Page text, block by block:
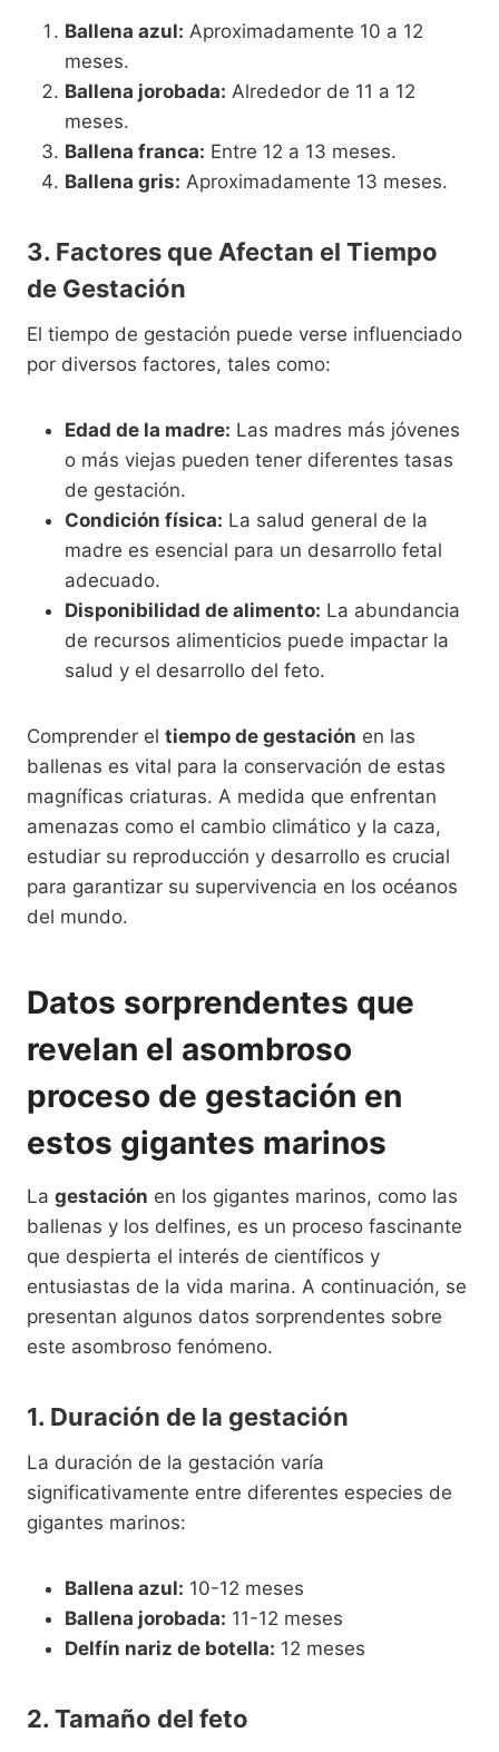
Ballena azul: Aproximadamente 10 a 12
meses.
Ballena jorobada: Alrededor de 11 a 12
meses.
Ballena franca: Entre 12 a 13 meses.
Ballena gris: Aproximadamente 13 meses.
3. Factores que Afectan el Tiempo
de Gestación
El tiempo de gestación puede verse influenciado
por diversos factores, tales como:
Edad de la madre: Las madres más jóvenes
o más viejas pueden tener diferentes tasas
de gestación.
Condición física: La salud general de la
madre es esencial para un desarrollo fetal
adecuado.
Disponibilidad de alimento: La abundancia
de recursos alimenticios puede impactar la
salud y el desarrollo del feto.
Comprender el tiempo de gestación en las
ballenas es vital para la conservación de estas
magníficas criaturas. A medida que enfrentan
amenazas como el cambio climático y la caza,
estudiar su reproducción y desarrollo es crucial
para garantizar su supervivencia en los océanos
del mundo.
Datos sorprendentes que
revelan el asombroso
proceso de gestación en
estos gigantes marinos
La gestación en los gigantes marinos, como las
ballenas y los delfines, es un proceso fascinante
que despierta el interés de científicos y
entusiastas de la vida marina. A continuación, se
presentan algunos datos sorprendentes sobre
este asombroso fenómeno.
1. Duración de la gestación
La duración de la gestación varía
significativamente entre diferentes especies de
gigantes marinos:
Ballena azul: 10-12 meses
Ballena jorobada: 11-12 meses
Delfín nariz de botella: 12 meses
2. Tamaño del feto